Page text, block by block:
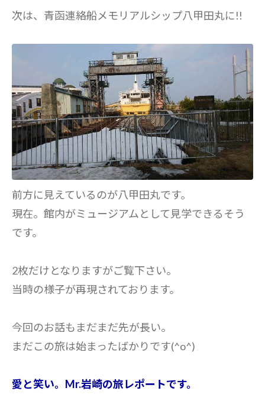
次は、青函連絡船メモリアルシップ八甲田丸に!!
前方に見えているのが八甲田丸です。
現在。館内がミュージアムとして見学できるそう
です。
2枚だけとなりますがご覧下さい。
当時の様子が再現されております。
今回のお話もまだまだ先が長い。
まだこの旅は始まったばかりです(^o^)
愛と笑い。Mr.岩崎の旅レポートです。